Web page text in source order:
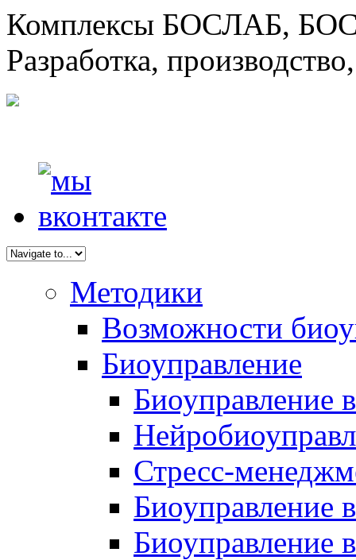
Комплексы БОСЛАБ,
Разработка,
Методики
Возможности
Биоуправление
Биоуправление
Стресс-
Биоуправление
Биоуправление